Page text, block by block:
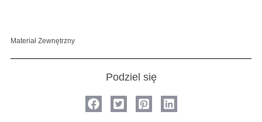
Materiał Zewnętrzny
Podziel się